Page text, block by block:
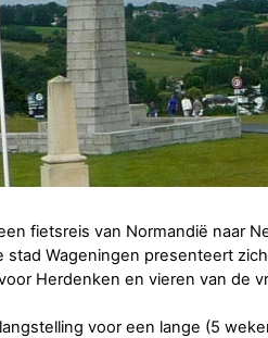
fietsreis van Normandië naar
stad Wageningen presenteert
Herdenken en vieren van de
voor een lange (5